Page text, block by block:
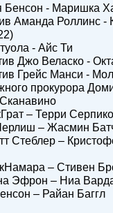
Бенсон - Маришка
Аманда Роллинс -
- Айс Ти
Джо Веласко -
Грейс Манси -
прокурора
– Терри Серпико
– Жасмин
Стеблер –
– Стивен
Эфрон – Ниа
– Райан Баггл